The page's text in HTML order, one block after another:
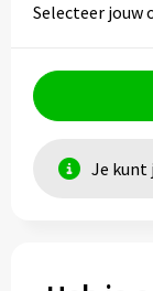
Selecteer jouw
Je kunt